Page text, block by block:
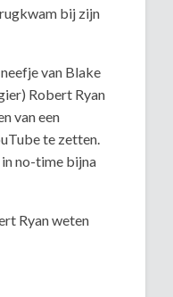
bij zijn
van Blake
Robert Ryan
van een
te zetten.
no-time bijna
Ryan weten